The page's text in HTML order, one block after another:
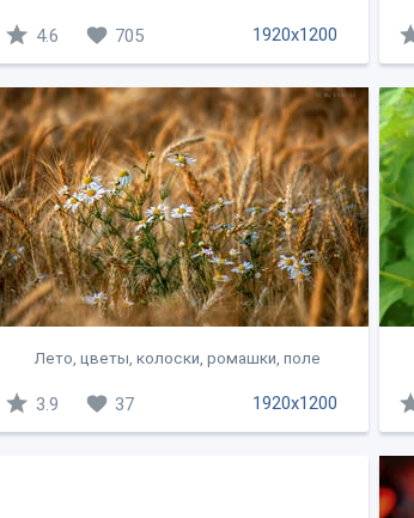
1920x1200
4.6 705
Лето, цветы, колоски, ромашки, поле
1920x1200
3.9 37